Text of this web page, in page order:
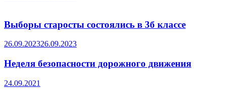
Выборы старосты состоялись в 3б классе
26.09.202326.09.2023
Неделя безопасности дорожного движения
24.09.2021